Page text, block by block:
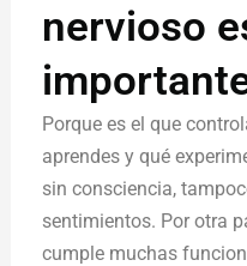
nervioso
Porque es el que
aprendes y qué
sin consciencia,
sentimientos. Por otra
cumple muchas